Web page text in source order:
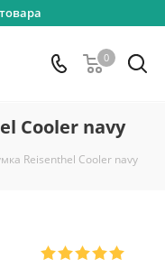
0
Cooler navy
Reisenthel Cooler navy